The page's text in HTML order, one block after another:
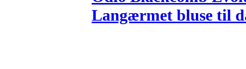
Langærmet bluse til